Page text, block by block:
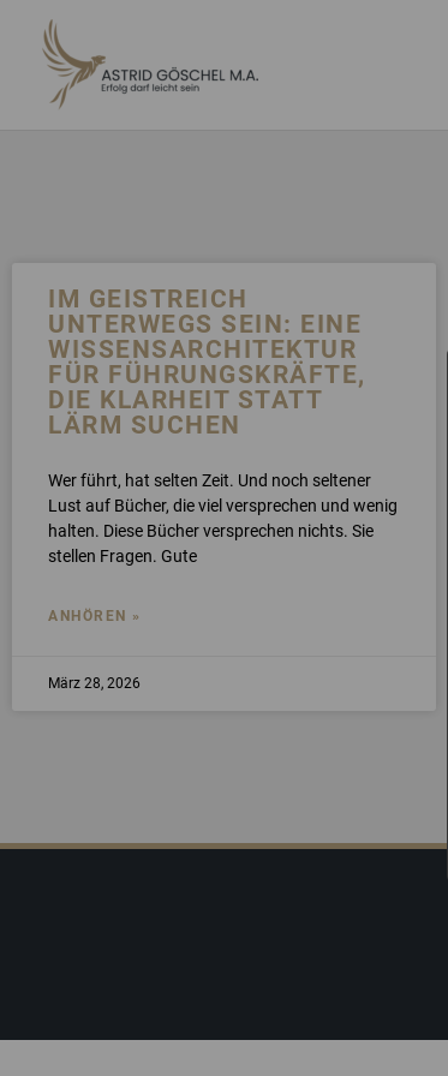
INHALT
SPRINGEN
IM GEISTREICH
UNTERWEGS SEIN: EINE
WISSENSARCHITEKTUR
FÜR FÜHRUNGSKRÄFTE,
DIE KLARHEIT STATT
LÄRM SUCHEN
Wer führt, hat selten Zeit. Und noch seltener
Lust auf Bücher, die viel versprechen und wenig
halten. Diese Bücher versprechen nichts. Sie
stellen Fragen. Gute
ANHÖREN »
März 28, 2026